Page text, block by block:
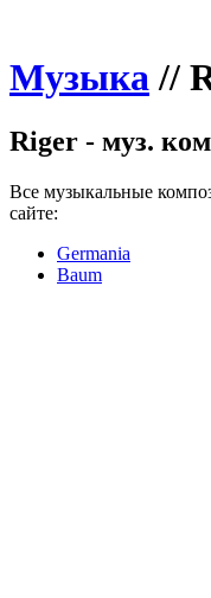
Музыка//
Riger - муз.
Все музыкальные
сайте:
Germania
Baum